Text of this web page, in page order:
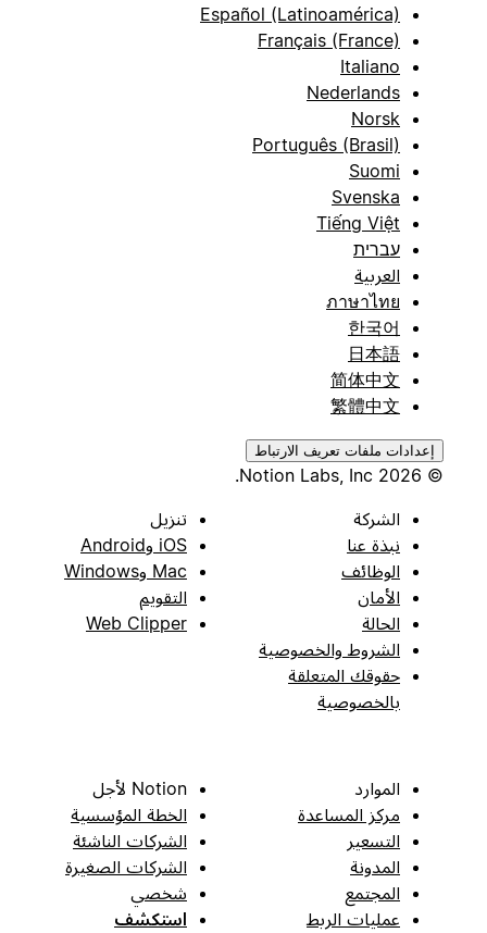
Español (Latinoamérica)
Français (France)
Italiano
Nederlands
Norsk
Português (Brasil)
Suomi
Svenska
Tiếng Việt
עברית
العربية
ภาษาไทย
한국어
日本語
简体中文
繁體中文
إعدادات ملفات تعريف الارتباط
الشركة
نبذة عنا
الوظائف
الأمان
الحالة
الشروط والخصوصية
حقوقك المتعلقة
بالخصوصية
تنزيل
iOS وAndroid
Mac وWindows
التقويم
Web Clipper
الموارد
مركز المساعدة
التسعير
المدونة
المجتمع
عمليات الربط
Notion لأجل
الخطة المؤسسية
الشركات الناشئة
الشركات الصغيرة
شخصي
استكشف